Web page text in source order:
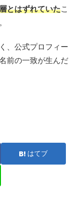
とはずれていたこ
、公式プロフィー
前の一致が生んだ
はてブ